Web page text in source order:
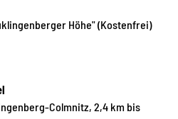
Höhe" (Kostenfrei)
Colmnitz, 2,4 km bis